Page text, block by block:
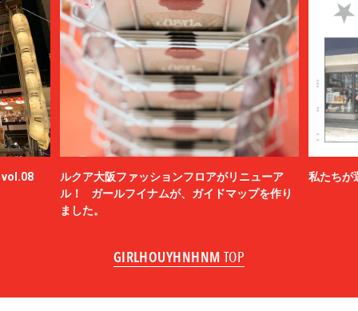
vol.08
ルクア大阪ファッションフロアがリニューア
ル！ ガールフイナムが、ガイドマップを作り
ました。
私たちが
GIRLHOUYHNHNM TOP